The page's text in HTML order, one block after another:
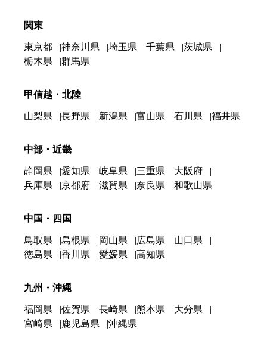
関東
東京都 神奈川県 埼玉県 千葉県
茨城県
栃木県
群馬県
甲信越・北陸
山梨県 長野県 新潟県 富山県 石川県 福井県
中部・近畿
静岡県 愛知県 岐阜県 三重県
大阪府
兵庫県
京都府 滋賀県 奈良県 和歌山県
中国・四国
鳥取県 島根県 岡山県 広島県
山口県
徳島県
香川県 愛媛県 高知県
九州・沖縄
福岡県 佐賀県 長崎県 熊本県
大分県
宮崎県
鹿児島県 沖縄県